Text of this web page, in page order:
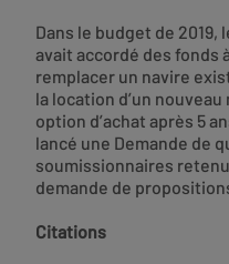
Dans le budget de 2019,
avait accordé des fonds
remplacer un navire
la location d’un
option d’achat après 5
lancé une Demande de
soumissionnaires
demande de
Citations